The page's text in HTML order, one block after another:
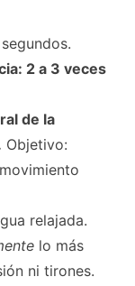
2 a 3 veces
de la
Objetivo:
relajada.
lo más
ni tirones.